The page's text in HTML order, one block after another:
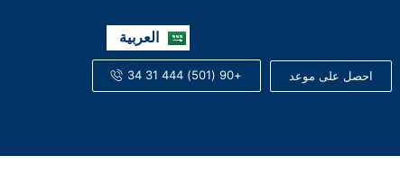
العربية
Русский
احصل على موعد +90 (501) 444 31 34